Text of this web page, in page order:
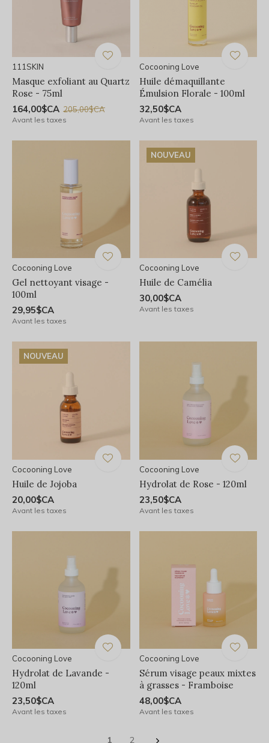
111SKIN
Masque exfoliant au Quartz
Rose - 75ml
164,00$CA 205,00$CA
Avant les taxes
Cocooning Love
Huile démaquillante
Émulsion Florale - 100ml
32,50$CA
Avant les taxes
Cocooning Love
Gel nettoyant visage -
100ml
29,95$CA
Avant les taxes
NOUVEAU
Cocooning Love
Huile de Camélia
30,00$CA
Avant les taxes
NOUVEAU
Cocooning Love
Huile de Jojoba
20,00$CA
Avant les taxes
Cocooning Love
Hydrolat de Rose - 120ml
23,50$CA
Avant les taxes
Cocooning Love
Hydrolat de Lavande -
120ml
23,50$CA
Avant les taxes
Cocooning Love
Sérum visage peaux mixtes
à grasses - Framboise
48,00$CA
Avant les taxes
1 2